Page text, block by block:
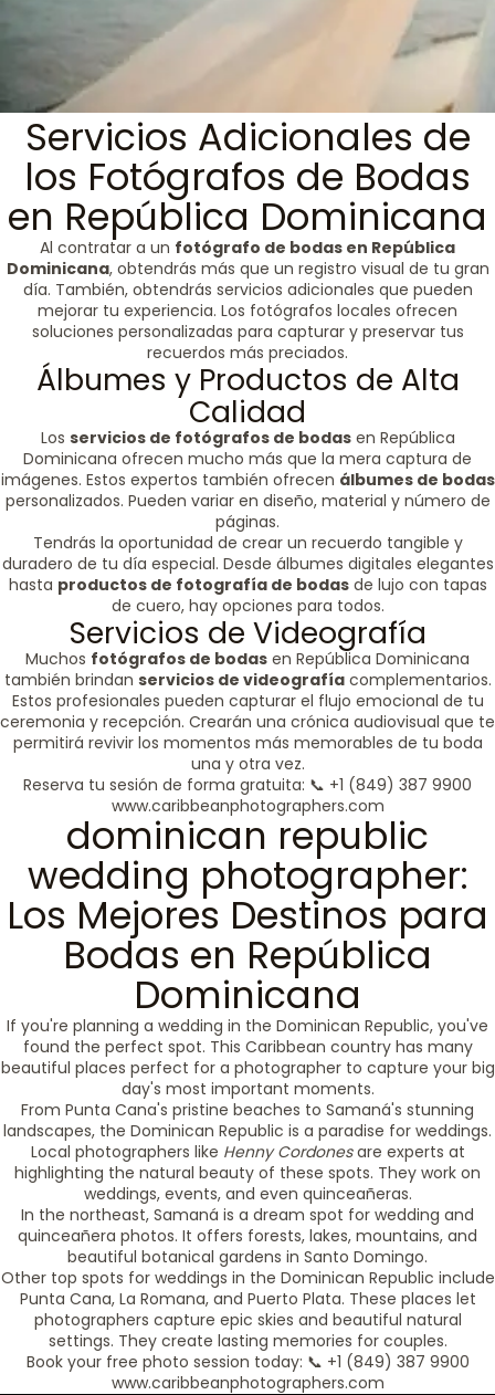
Servicios Adicionales de
los Fotógrafos de Bodas
en República Dominicana
Al contratar a un fotógrafo de bodas en República
Dominicana, obtendrás más que un registro visual de tu gran
día. También, obtendrás servicios adicionales que pueden
mejorar tu experiencia. Los fotógrafos locales ofrecen
soluciones personalizadas para capturar y preservar tus
recuerdos más preciados.
Álbumes y Productos de Alta
Calidad
Los servicios de fotógrafos de bodasen República
Dominicana ofrecen mucho más que la mera captura de
imágenes. Estos expertos también ofrecen álbumes de bodas
personalizados. Pueden variar en diseño, material y número de
páginas.
Tendrás la oportunidad de crear un recuerdo tangible y
duradero de tu día especial. Desde álbumes digitales elegantes
hasta productos de fotografía de bodasde lujo con tapas
de cuero, hay opciones para todos.
Servicios de Videografía
Muchos fotógrafos de bodas en República Dominicana
también brindan servicios de videografíacomplementarios.
Estos profesionales pueden capturar el flujo emocional de tu
ceremonia y recepción. Crearán una crónica audiovisual que te
permitirá revivir los momentos más memorables de tu boda
una y otra vez.
Reserva tu sesión de forma gratuita: 📞 +1 (849) 387 9900
www.caribbeanphotographers.com
dominican republic
wedding photographer:
Los Mejores Destinos para
Bodas en República
Dominicana
If you're planning a wedding in the Dominican Republic, you've
found the perfect spot. This Caribbean country has many
beautiful places perfect for a photographer to capture your big
day's most important moments.
From Punta Cana's pristine beaches to Samaná's stunning
landscapes, the Dominican Republic is a paradise for weddings.
Local photographers like Henny Cordonesare experts at
highlighting the natural beauty of these spots. They work on
weddings, events, and even quinceañeras.
In the northeast, Samaná is a dream spot for wedding and
quinceañera photos. It offers forests, lakes, mountains, and
beautiful botanical gardens in Santo Domingo.
Other top spots for weddings in the Dominican Republic include
Punta Cana, La Romana, and Puerto Plata. These places let
photographers capture epic skies and beautiful natural
settings. They create lasting memories for couples.
Book your free photo session today: 📞 +1 (849) 387 9900
www.caribbeanphotographers.com